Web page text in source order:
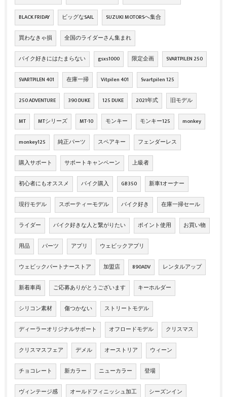
BLACK FRIDAY ビッグなSAIL SUZUKI MOTORSへ集合
買わなきゃ損 全国のライダーさん集まれ
バイク好きにはたまらない gsxs1000 限定企画 SVARTPILEN 250
SVARTPILEN 401 在庫一掃 Vitpilen 401 Svartpilen 125
250 ADVENTURE 390 DUKE 125 DUKE 2021年式 旧モデル
MT MTシリーズ MT-10 モンキー モンキー125 monkey
monkey125 純正パーツ スペアキー フェンダーレス
購入サポート サポートキャンペーン 上級者
初心者にもオススメ バイク購入 GB350 新車1オーナー
現行モデル スポーティーモデル バイク好き 在庫一掃セール
ライダー バイク好きな人と繋がりたい ポイント使用 お買い物
用品 パーツ アプリ ウェビックアプリ
ウェビックパートナーストア 加盟店 890ADV レンタルアップ
新着車両 ご応募ありがとうございます キーホルダー
シリコン素材 傷つかない ストリートモデル
ディーラーオリジナルサポート オフロードモデル クリスマス
クリスマスフェア デメル オーストリア ウィーン
チョコレート 新カラー ニューカラー 登場
ヴィンテージ感 オールドフィニッシュ加工 シーズンイン